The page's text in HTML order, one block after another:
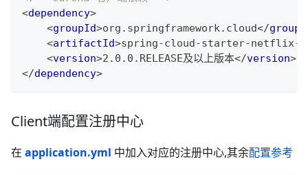
<dependency>
<groupId>org.springframework.cloud</
<artifactId>spring-cloud-starter-netflix-
<version>2.0.0.RELEASE及以上版本</version>
</dependency>
Client端配置注册中心
在 application.yml 中加入对应的注册中心,其余配置参考